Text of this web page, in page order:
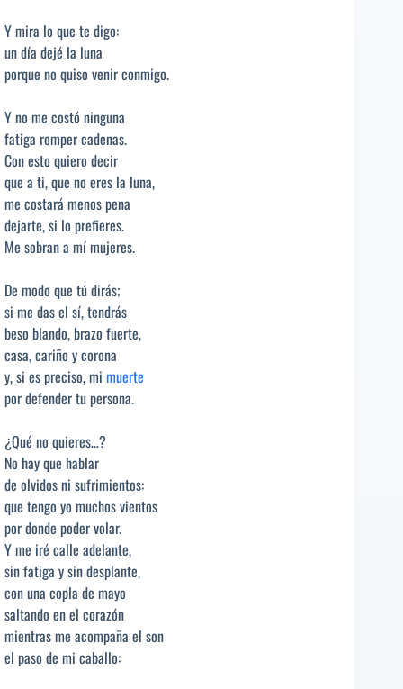
Y mira lo que te digo:
un día dejé la luna
porque no quiso venir conmigo.
Y no me costó ninguna
fatiga romper cadenas.
Con esto quiero decir
que a ti, que no eres la luna,
me costará menos pena
dejarte, si lo prefieres.
Me sobran a mí mujeres.
De modo que tú dirás;
si me das el sí, tendrás
beso blando, brazo fuerte,
casa, cariño y corona
y, si es preciso, mi muerte
por defender tu persona.
¿Qué no quieres…?
No hay que hablar
de olvidos ni sufrimientos:
que tengo yo muchos vientos
por donde poder volar.
Y me iré calle adelante,
sin fatiga y sin desplante,
con una copla de mayo
saltando en el corazón
mientras me acompaña el son
el paso de mi caballo: